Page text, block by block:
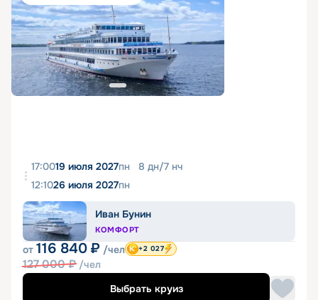
17:0019 июля 2027пн 8 дн/7 нч
12:1026 июля 2027пн
Иван Бунин
КОМФОРТ
от 116 840 ₽ /чел
127 000₽ /чел
+2 027
Выбрать круиз